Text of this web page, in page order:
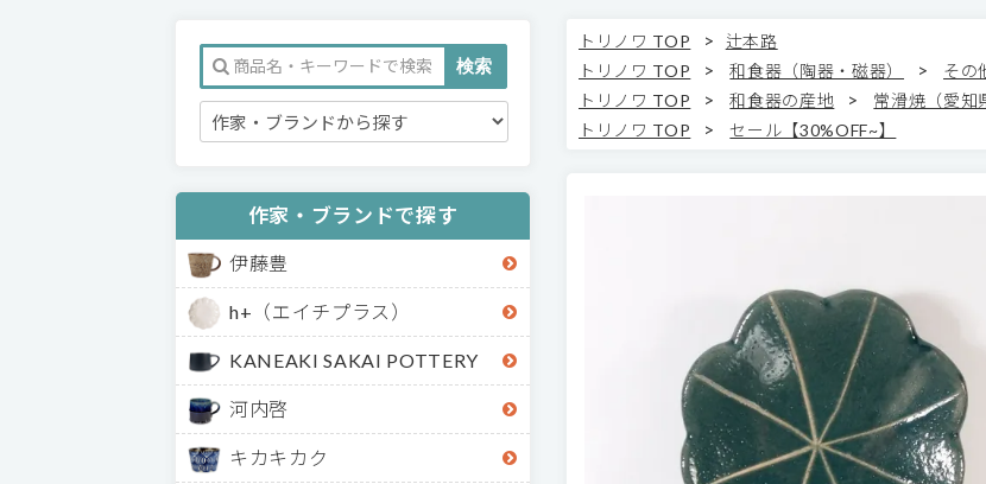
作家・ブランドで探す
伊藤豊
h+（エイチプラス）
KANEAKI SAKAI POTTERY
河内啓
キカキカク
トリノワ TOP >
辻本路
トリノワ TOP
> 和食器（陶器・磁器） > その
トリノワ TOP
> 和食器の産地 >
常滑焼（愛知
トリノワ TOP
> セール【30%OFF~】